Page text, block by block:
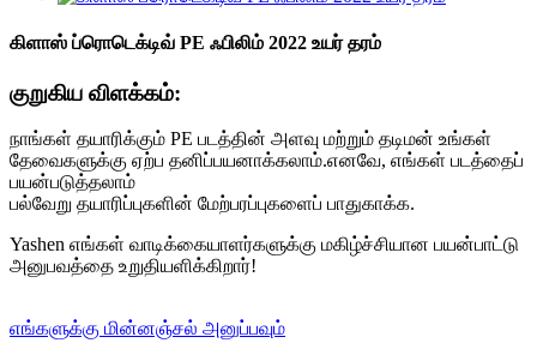
கிளாஸ் ப்ரொடெக்டிவ் PE ஃபிலிம் 2022 உயர் தரம்
குறுகிய விளக்கம்:
நாங்கள் தயாரிக்கும் PE படத்தின் அளவு மற்றும் தடிமன் உங்கள்
தேவைகளுக்கு ஏற்ப தனிப்பயனாக்கலாம்.எனவே, எங்கள் படத்தைப்
பயன்படுத்தலாம்
பல்வேறு தயாரிப்புகளின் மேற்பரப்புகளைப் பாதுகாக்க.
Yashen எங்கள் வாடிக்கையாளர்களுக்கு மகிழ்ச்சியான பயன்பாட்டு
அனுபவத்தை உறுதியளிக்கிறார்!
எங்களுக்கு மின்னஞ்சல் அனுப்பவும்